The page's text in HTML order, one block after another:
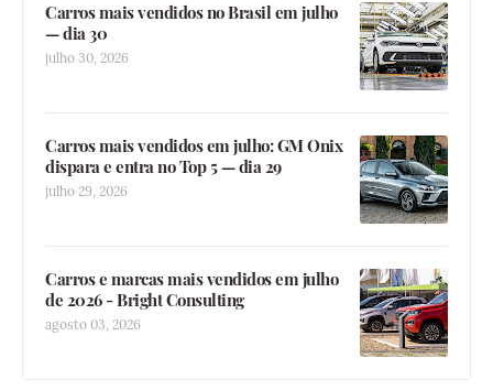
Carros mais vendidos no Brasil em julho
— dia 30
julho 30, 2026
Carros mais vendidos em julho: GM Onix
dispara e entra no Top 5 — dia 29
julho 29, 2026
Carros e marcas mais vendidos em julho
de 2026 - Bright Consulting
agosto 03, 2026